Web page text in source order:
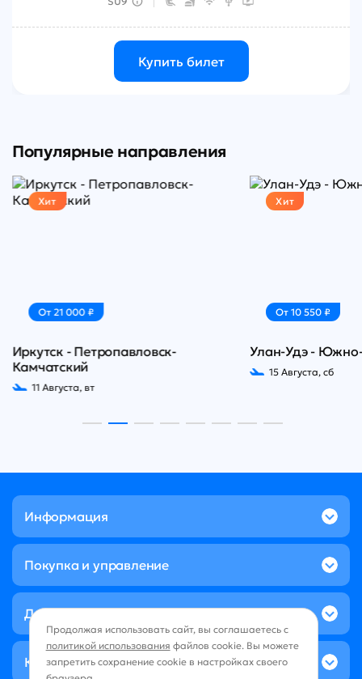
Купить билет
Популярные направления
Хит
От 21 000 ₽
Иркутск - Петропавловск-
Камчатский
11 Августа, вт
Хит
От 10 550 ₽
Улан-Удэ -
15 Августа, сб
Информация
Покупка и управление
Дополнительные услуги
Контакты
Продолжая использовать сайт, вы соглашаетесь с
политикой использования файлов cookie. Вы можете
запретить сохранение cookie в настройках своего